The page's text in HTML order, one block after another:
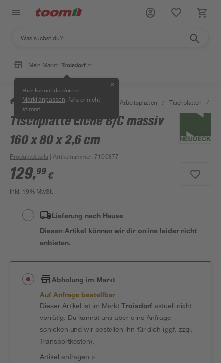
Mein Markt: Troisdorf
Hier kannst du deinen
Markt anpassen , falls er nicht
stimmt.
✕
/ Bauen & Renovieren / Holz Arbeitsplatten / Tischplatten /
Tischplatte Eiche B/C massiv
160 x 80 x 2,6 cm
Produktdetails | Artikelnummer: 7100877
129,99 €
inkl. 19% MwSt.
Lieferung nach Hause
Diesen Artikel können wir dir online leider nicht
anbieten.
Abholung im Markt
Auf Anfrage bestellbar
Dieser Artikel ist im MarktTroisdorfaktuell nicht
vorrätig. Du kannst uns aber eine Anfrage
schicken und wir bestellen ihn für dich (ggf. zzgl.
Transportkosten).
Artikel anfragen >